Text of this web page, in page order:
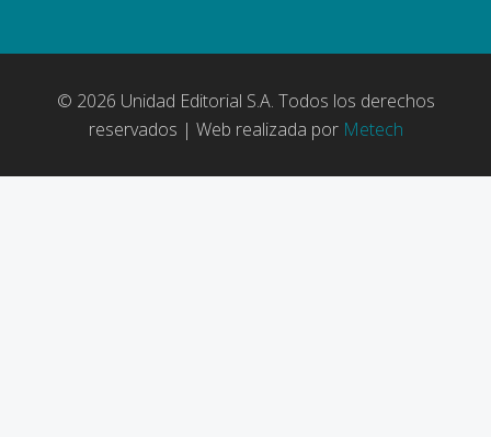
© 2026 Unidad Editorial S.A. Todos los derechos
reservados | Web realizada por Metech